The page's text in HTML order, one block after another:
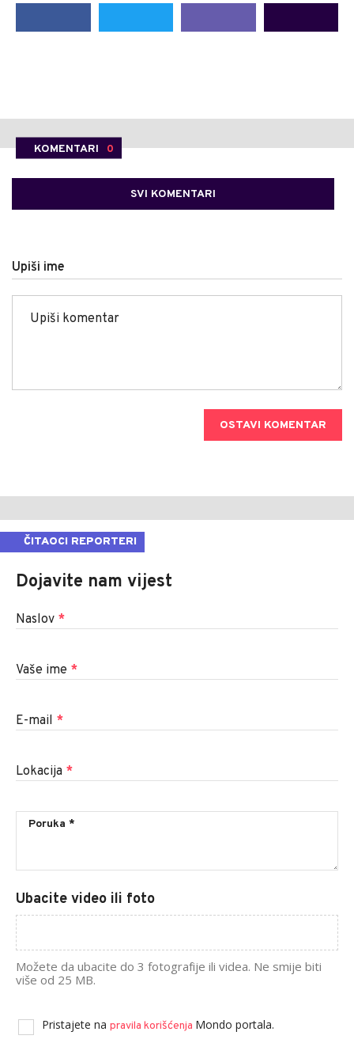
KOMENTARI 0
SVI KOMENTARI
Upiši ime
OSTAVI KOMENTAR
ČITAOCI REPORTERI
Dojavite nam vijest
Naslov *
Vaše ime *
E-mail *
Lokacija *
Ubacite video ili foto
Možete da ubacite do 3 fotografije ili videa. Ne smije biti
više od 25 MB.
Pristajete na pravila korišćenja Mondo portala.